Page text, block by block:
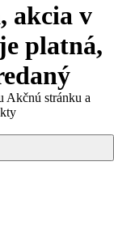
akcia v
platná,
Akčnú stránku a